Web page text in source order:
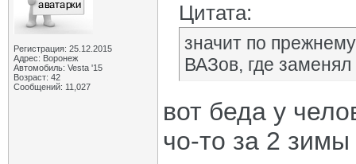
Регистрация: 25.12.2015
Адрес: Воронеж
Автомобиль: Vesta '15
Возраст: 42
Сообщений: 11,027
Цитата:
значит по
ВАЗов, где заменял
вот беда у
чо-то за 2